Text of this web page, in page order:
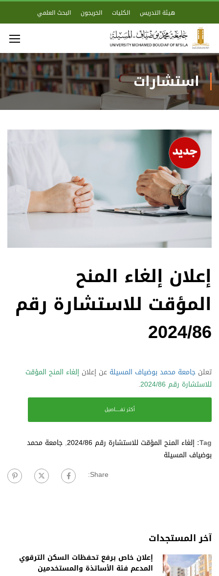
هيئة التدريس الكليات الخريجون البحث العلمي
استشارات
إعلان إلغاء المنح
المؤقت للاستشارة رقم
2024/86
تعلن جامعة محمد بوضياف المسيلة عن إعلان إلغاء المنح المؤقت
للاستشارة رقم 2024/86
.
أكثر تفـــــاصيل
Tag: إلغاء المنح المؤقت للاستشارة رقم 2024/86 , جامعة محمد
بوضياف المسيلة
Share:
آخر المستجدات
إعلان خاص برفع تحفظات السكن الترقوي
المدعم فئة الأساتذة والمستخدمين